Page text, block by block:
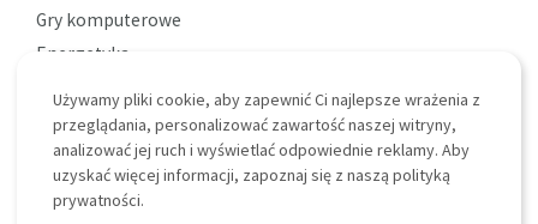
Gry komputerowe
Energetyka
Ciekawostki
Używamy pliki cookie, aby zapewnić Ci najlepsze wrażenia z
przeglądania, personalizować zawartość naszej witryny,
analizować jej ruch i wyświetlać odpowiednie reklamy. Aby
uzyskać więcej informacji, zapoznaj się z naszą polityką
prywatności.